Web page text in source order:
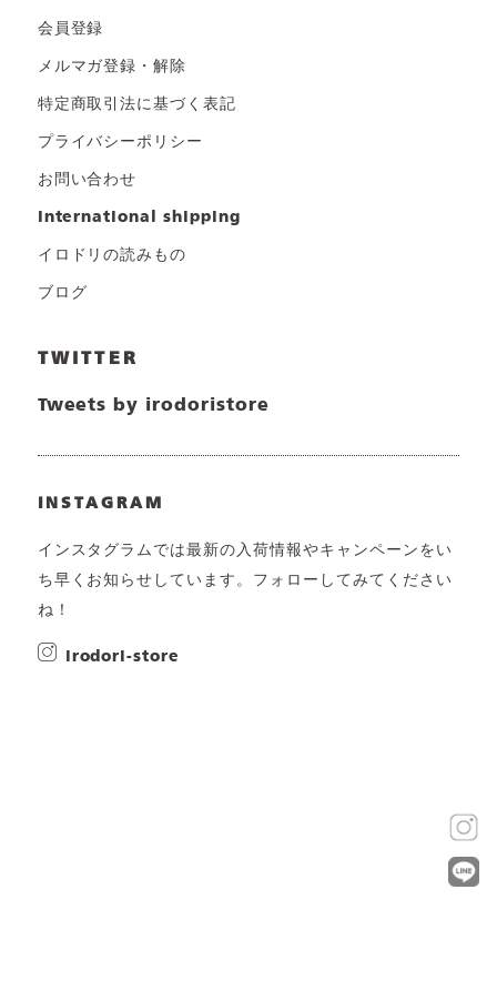
会員登録
メルマガ登録・解除
特定商取引法に基づく表記
プライバシーポリシー
お問い合わせ
international shipping
イロドリの読みもの
ブログ
TWITTER
Tweets by irodoristore
INSTAGRAM
インスタグラムでは最新の入荷情報やキャンペーンをい
ち早くお知らせしています。フォローしてみてください
ね！
irodori-store